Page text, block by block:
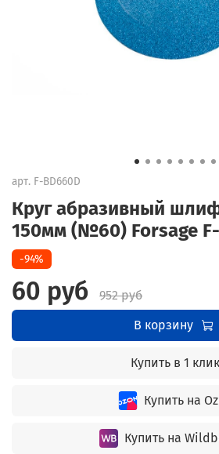
арт. F-BD660D
Круг абразивный
150мм (№60) Forsage
-94%
60 руб
952 руб
В корзину
Купить в 1 клик
Купить на
Купить на